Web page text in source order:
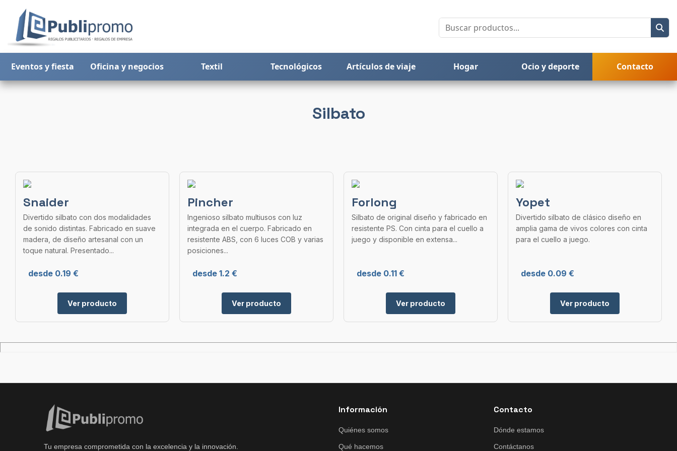
Eventos y fiesta Oficina y negocios Textil Tecnológicos Artículos de viaje Hogar Ocio y deporte Contacto
Silbato
Snaider
Divertido silbato con dos modalidades
de sonido distintas. Fabricado en suave
madera, de diseño artesanal con un
toque natural. Presentado...
desde 0.19 €
Ver producto
Pincher
Ingenioso silbato multiusos con luz
integrada en el cuerpo. Fabricado en
resistente ABS, con 6 luces COB y varias
posiciones...
desde 1.2 €
Ver producto
Forlong
Silbato de original diseño y fabricado en
resistente PS. Con cinta para el cuello a
juego y disponible en extensa...
desde 0.11 €
Ver producto
Yopet
Divertido silbato de clásico diseño en
amplia gama de vivos colores con cinta
para el cuello a juego.
desde 0.09 €
Ver producto
Tu empresa comprometida con la excelencia y la innovación.
Información
Quiénes somos
Qué hacemos
Contacto
Dónde estamos
Contáctanos